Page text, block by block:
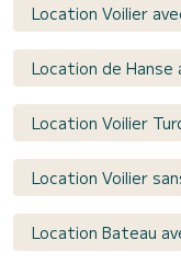
Location Voilier
Location de Hanse
Location Voilier
Location Voilier
Location Bateau